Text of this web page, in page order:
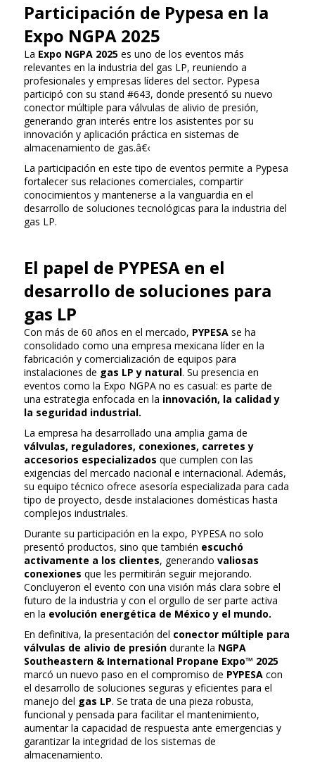
Participación de Pypesa en la
Expo NGPA 2025
La Expo NGPA 2025 es uno de los eventos más
relevantes en la industria del gas LP, reuniendo a
profesionales y empresas líderes del sector. Pypesa
participó con su stand #643, donde presentó su nuevo
conector múltiple para válvulas de alivio de presión,
generando gran interés entre los asistentes por su
innovación y aplicación práctica en sistemas de
almacenamiento de gas.â€‹
La participación en este tipo de eventos permite a Pypesa
fortalecer sus relaciones comerciales, compartir
conocimientos y mantenerse a la vanguardia en el
desarrollo de soluciones tecnológicas para la industria del
gas LP.
El papel de PYPESA en el
desarrollo de soluciones para
gas LP
Con más de 60 años en el mercado, PYPESA se ha
consolidado como una empresa mexicana líder en la
fabricación y comercialización de equipos para
instalaciones de gas LP y natural. Su presencia en
eventos como la Expo NGPA no es casual: es parte de
una estrategia enfocada en la innovación, la calidad y
la seguridad industrial.
La empresa ha desarrollado una amplia gama de
válvulas, reguladores, conexiones, carretes y
accesorios especializados que cumplen con las
exigencias del mercado nacional e internacional. Además,
su equipo técnico ofrece asesoría especializada para cada
tipo de proyecto, desde instalaciones domésticas hasta
complejos industriales.
Durante su participación en la expo, PYPESA no solo
presentó productos, sino que también escuchó
activamente a los clientes, generando valiosas
conexiones que les permitirán seguir mejorando.
Concluyeron el evento con una visión más clara sobre el
futuro de la industria y con el orgullo de ser parte activa
en la evolución energética de México y el mundo.
En definitiva, la presentación del conector múltiple para
válvulas de alivio de presión durante la NGPA
Southeastern & International Propane Expo™ 2025
marcó un nuevo paso en el compromiso de PYPESA con
el desarrollo de soluciones seguras y eficientes para el
manejo del gas LP. Se trata de una pieza robusta,
funcional y pensada para facilitar el mantenimiento,
aumentar la capacidad de respuesta ante emergencias y
garantizar la integridad de los sistemas de
almacenamiento.